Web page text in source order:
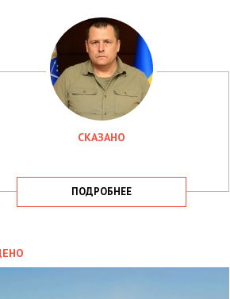
СКАЗАНО
ПОДРОБНЕЕ